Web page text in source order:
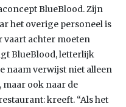
BlueBlood. Zijn
het overige personeel is
vaart achter moeten
BlueBlood, letterlijk
naam verwijst niet alleen
ook naar de
kreeft. “Als het